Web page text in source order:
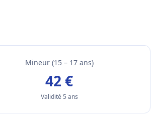
Mineur (15 – 17 ans)
42 €
Validité 5 ans